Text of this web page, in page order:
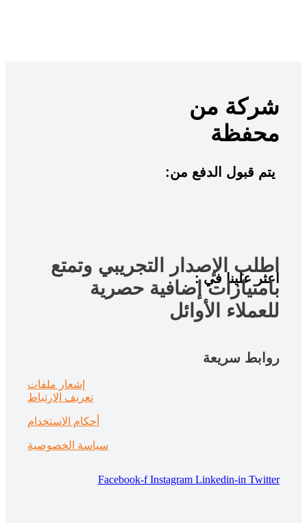
شركة من
محفظة
:يتم قبول الدفع من
: اعثر علينا في
اطلب الإصدار التجريبي وتمتع
بامتيازات إضافية حصرية
للعملاء الأوائل
روابط سريعة
إشعار ملفات
تعريف الارتباط
أحكام الاستخدام
سياسة الخصوصية
Facebook-f Instagram Linkedin-in Twitter